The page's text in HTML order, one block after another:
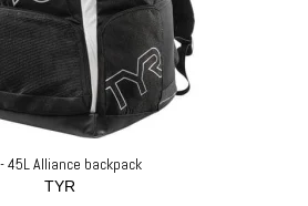
45L Alliance backpack
TYR